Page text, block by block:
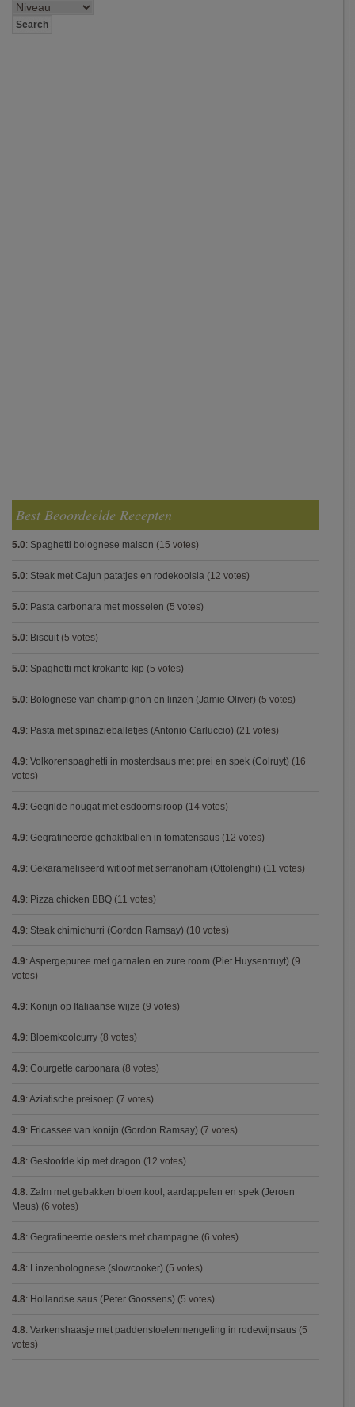
Best Beoordeelde Recepten
5.0: Spaghetti bolognese maison (15 votes)
5.0: Steak met Cajun patatjes en rodekoolsla (12 votes)
5.0: Pasta carbonara met mosselen (5 votes)
5.0: Biscuit (5 votes)
5.0: Spaghetti met krokante kip (5 votes)
5.0: Bolognese van champignon en linzen (Jamie Oliver) (5 votes)
4.9: Pasta met spinazieballetjes (Antonio Carluccio) (21 votes)
4.9: Volkorenspaghetti in mosterdsaus met prei en spek (Colruyt) (16
votes)
4.9: Gegrilde nougat met esdoornsiroop (14 votes)
4.9: Gegratineerde gehaktballen in tomatensaus (12 votes)
4.9: Gekarameliseerd witloof met serranoham (Ottolenghi) (11 votes)
4.9: Pizza chicken BBQ (11 votes)
4.9: Steak chimichurri (Gordon Ramsay) (10 votes)
4.9: Aspergepuree met garnalen en zure room (Piet Huysentruyt) (9
votes)
4.9: Konijn op Italiaanse wijze (9 votes)
4.9: Bloemkoolcurry (8 votes)
4.9: Courgette carbonara (8 votes)
4.9: Aziatische preisoep (7 votes)
4.9: Fricassee van konijn (Gordon Ramsay) (7 votes)
4.8: Gestoofde kip met dragon (12 votes)
4.8: Zalm met gebakken bloemkool, aardappelen en spek (Jeroen
Meus) (6 votes)
4.8: Gegratineerde oesters met champagne (6 votes)
4.8: Linzenbolognese (slowcooker) (5 votes)
4.8: Hollandse saus (Peter Goossens) (5 votes)
4.8: Varkenshaasje met paddenstoelenmengeling in rodewijnsaus (5
votes)